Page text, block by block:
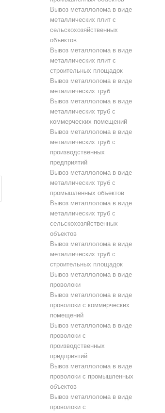
Вывоз металлолома в виде
металлических плит с
сельскохозяйственных
объектов
Вывоз металлолома в виде
металлических плит с
строительных площадок
Вывоз металлолома в виде
металлических труб
Вывоз металлолома в виде
металлических труб с
коммерческих помещений
Вывоз металлолома в виде
металлических труб с
производственных
предприятий
Вывоз металлолома в виде
металлических труб с
промышленных объектов
Вывоз металлолома в виде
металлических труб с
сельскохозяйственных
объектов
Вывоз металлолома в виде
металлических труб с
строительных площадок
Вывоз металлолома в виде
проволоки
Вывоз металлолома в виде
проволоки с коммерческих
помещений
Вывоз металлолома в виде
проволоки с
производственных
предприятий
Вывоз металлолома в виде
проволоки с промышленных
объектов
Вывоз металлолома в виде
проволоки с